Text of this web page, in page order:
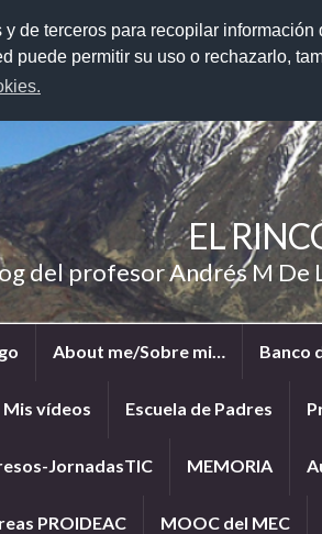
de terceros para recopilar
puede permitir su uso o rechazarlo,
EL
del profesor Andrés M De
About me/Sobre mi… Banco
Mis vídeos Escuela de Padres
JornadasTIC MEMORIA
PROIDEAC MOOC del MEC